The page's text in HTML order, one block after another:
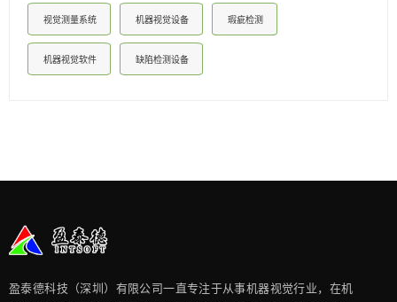
视觉测量系统 机器视觉设备 瑕疵检测
机器视觉软件 缺陷检测设备
盈泰德科技（深圳）有限公司一直专注于从事机器视觉行业，在机